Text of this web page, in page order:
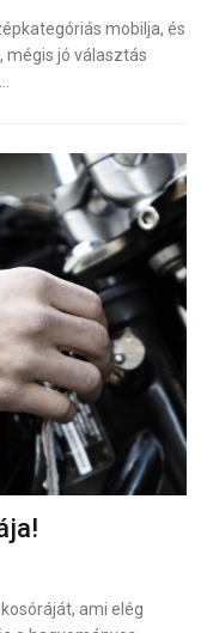
mobilja, és
mégis jó választás
ami elég